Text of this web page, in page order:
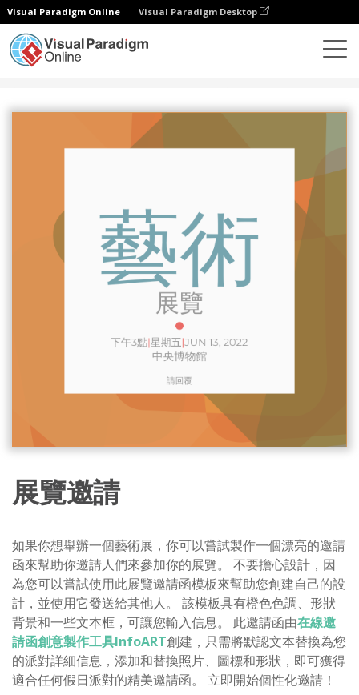
Visual Paradigm Online Visual Paradigm Desktop
展覽邀請
如果你想舉辦一個藝術展，你可以嘗試製作一個漂亮的邀請
函來幫助你邀請人們來參加你的展覽。 不要擔心設計，因
為您可以嘗試使用此展覽邀請函模板來幫助您創建自己的設
計，並使用它發送給其他人。 該模板具有橙色色調、形狀
背景和一些文本框，可讓您輸入信息。 此邀請函由在線邀
請函創意製作工具InfoART創建，只需將默認文本替換為您
的派對詳細信息，添加和替換照片、圖標和形狀，即可獲得
適合任何假日派對的精美邀請函。 立即開始個性化邀請！